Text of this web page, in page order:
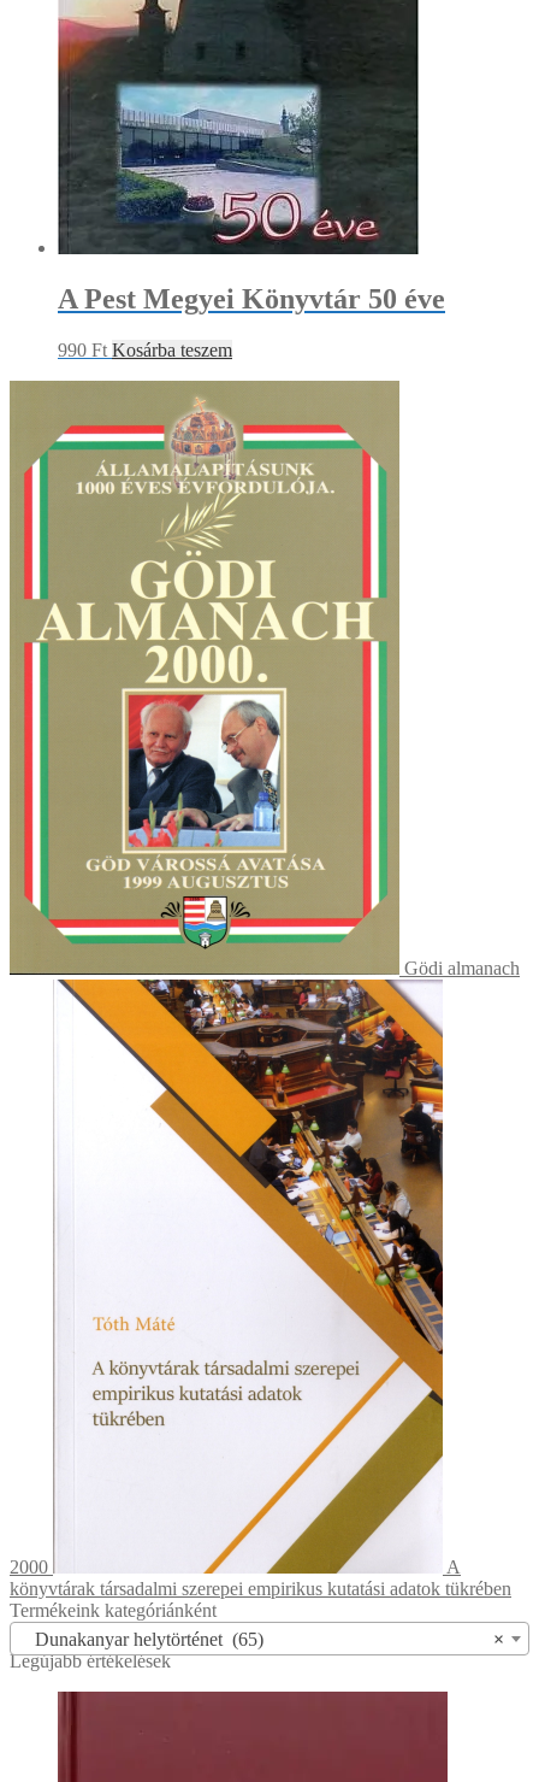
A Pest Megyei Könyvtár 50 éve
990 Ft Kosárba teszem
Gödi almanach
2000
A
könyvtárak társadalmi szerepei empirikus kutatási adatok tükrében
Termékeink kategóriánként
×
Dunakanyar helytörténet (65)
Legújabb értékelések